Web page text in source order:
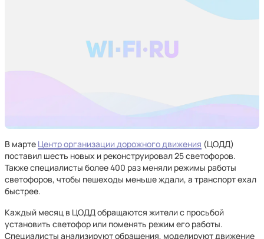
В марте Центр организации дорожного движения (ЦОДД)
поставил шесть новых и реконструировал 25 светофоров.
Также специалисты более 400 раз меняли режимы работы
светофоров, чтобы пешеходы меньше ждали, а транспорт ехал
быстрее.
Каждый месяц в ЦОДД обращаются жители с просьбой
установить светофор или поменять режим его работы.
Специалисты анализируют обращения, моделируют движение